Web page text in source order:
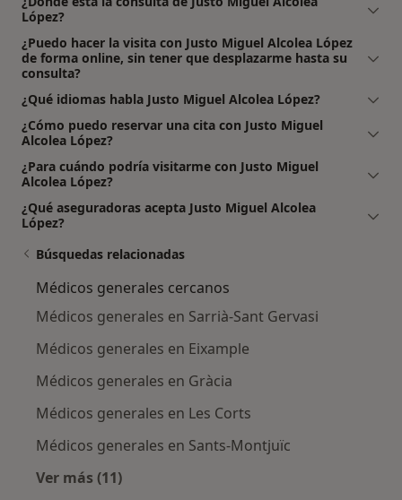
López?
¿Puedo hacer la visita con Justo Miguel Alcolea López
de forma online, sin tener que desplazarme hasta su
consulta?
¿Qué idiomas habla Justo Miguel Alcolea López?
¿Cómo puedo reservar una cita con Justo Miguel
Alcolea López?
¿Para cuándo podría visitarme con Justo Miguel
Alcolea López?
¿Qué aseguradoras acepta Justo Miguel Alcolea
López?
Búsquedas relacionadas
Médicos generales cercanos
Médicos generales en Sarrià-Sant Gervasi
Médicos generales en Eixample
Médicos generales en Gràcia
Médicos generales en Les Corts
Médicos generales en Sants-Montjuïc
Ver más (11)